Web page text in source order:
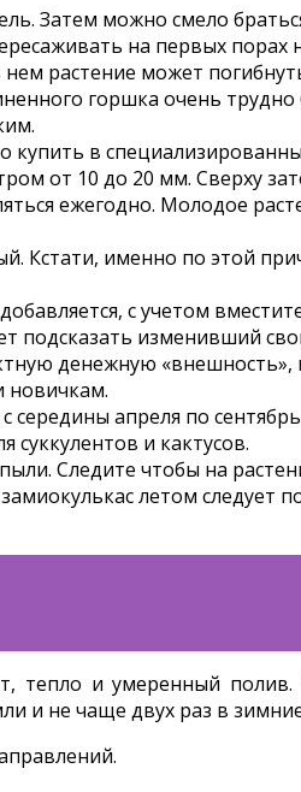
Затем можно смело
на первых порах
растение может
горшка очень трудно
в
от 10 до 20 мм. Сверху
ежегодно. Молодое
Кстати, именно по этой
с учетом
подсказать изменивший
денежную
новичкам.
середины апреля по
и кактусов.
Следите чтобы на
летом следует
тепло и умеренный
и не чаще двух раз в